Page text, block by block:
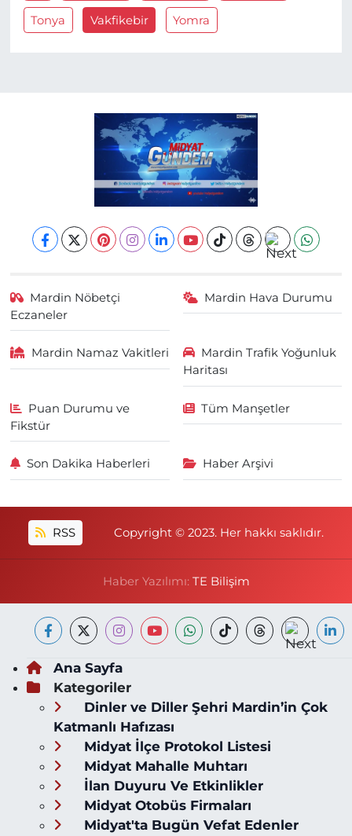
Tonya Vakfikebir Yomra
Mardin Nöbetçi
Eczaneler
Mardin Hava Durumu
Mardin Namaz Vakitleri
Mardin Trafik Yoğunluk
Haritası
Puan Durumu ve
Fikstür
Tüm Manşetler
Son Dakika Haberleri Haber Arşivi
RSS Copyright © 2023. Her hakkı saklıdır.
Haber Yazılımı: TE Bilişim
Ana Sayfa
Kategoriler
Dinler ve Diller Şehri Mardin’in Çok
Katmanlı Hafızası
Midyat İlçe Protokol Listesi
Midyat Mahalle Muhtarı
İlan Duyuru Ve Etkinlikler
Midyat Otobüs Firmaları
Midyat'ta Bugün Vefat Edenler